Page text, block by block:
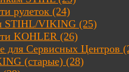
рулеток (24)
STIHL/VIKING (25)
KOHLER (26)
для Сервисных Центров
(старые) (28)